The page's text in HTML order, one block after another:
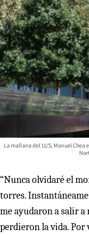
La mañana del 11/S, Manuel Chea
“Nunca olvidaré el
torres.
me ayudaron a salir a
perdieron la vida. Por